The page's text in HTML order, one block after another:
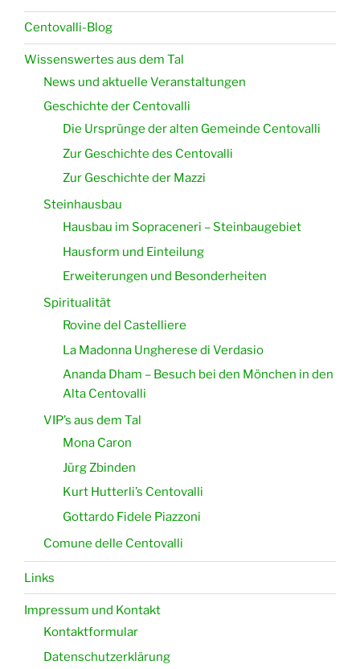
Centovalli-Blog
Wissenswertes aus dem Tal
News und aktuelle Veranstaltungen
Geschichte der Centovalli
Die Ursprünge der alten Gemeinde Centovalli
Zur Geschichte des Centovalli
Zur Geschichte der Mazzi
Steinhausbau
Hausbau im Sopraceneri – Steinbaugebiet
Hausform und Einteilung
Erweiterungen und Besonderheiten
Spiritualität
Rovine del Castelliere
La Madonna Ungherese di Verdasio
Ananda Dham – Besuch bei den Mönchen in den
Alta Centovalli
VIP’s aus dem Tal
Mona Caron
Jürg Zbinden
Kurt Hutterli’s Centovalli
Gottardo Fidele Piazzoni
Comune delle Centovalli
Links
Impressum und Kontakt
Kontaktformular
Datenschutzerklärung